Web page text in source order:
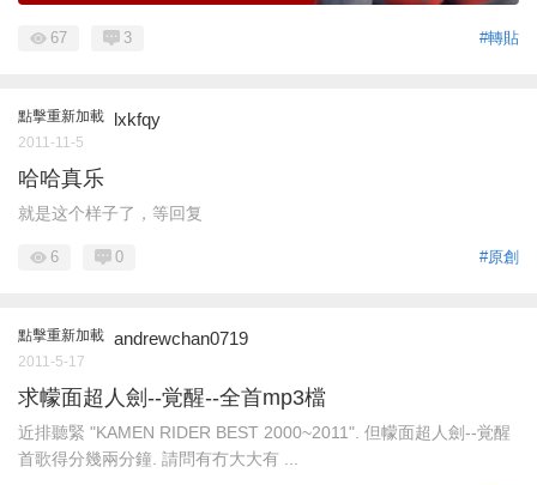
#轉貼
67 3
點擊重新加載 lxkfqy
2011-11-5
哈哈真乐
就是这个样子了，等回复
#原創
6 0
點擊重新加載 andrewchan0719
2011-5-17
求幪面超人劍--覚醒--全首mp3檔
近排聽緊 "KAMEN RIDER BEST 2000~2011". 但幪面超人劍--覚醒
首歌得分幾兩分鐘. 請問有冇大大有 ...